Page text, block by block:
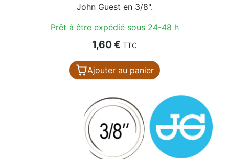
John Guest en 3/8".
Prêt à être expédié sous 24-48 h
Prix
1,60 € TTC
Ajouter au panier